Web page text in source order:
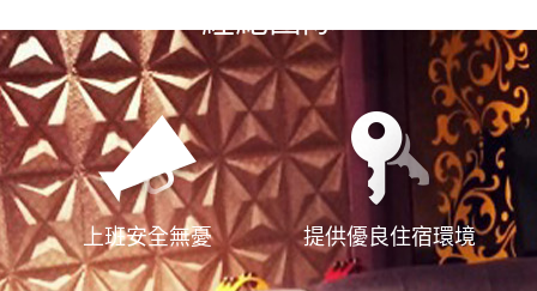
經紀團隊
上班安全無憂 提供優良住宿環境